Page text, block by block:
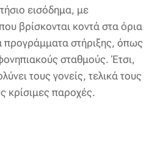
εισόδημα, με
βρίσκονται κοντά στα όρια
προγράμματα στήριξης, όπως
σταθμούς. Έτσι,
τους γονείς, τελικά τους
κρίσιμες παροχές.